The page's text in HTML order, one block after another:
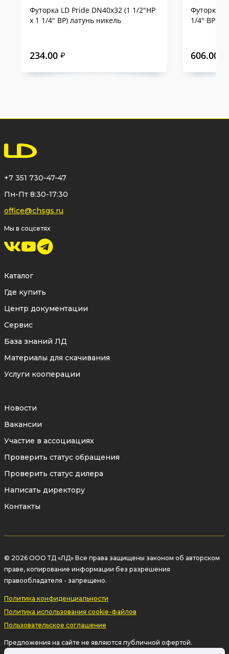
Футорка LD Pride DN40х32 (1 1/2"НР
х 1 1/4" ВР) латунь никель
234.00 ₽
Футорка
1/4" ВР)
606.00
+7 351 730-47-47
Пн-Пт 8:30-17:30
office@chsgs.ru
Мы в соцсетях
Каталог
Где купить
Центр документации
Сервис
База знаний ЛД
Материалы для скачивания
Услуги кооперации
Новости
Вакансии
Участие в ассоциациях
Проверить статус обращения
Проверить статус дилера
Написать директору
Контакты
© 2026 ООО ТД «ЛД» Все права защищены законом об авторском
праве, копирование информации без разрешения
правообладателя - запрещено.
Политика конфиденциальности
Политика использования cookie-файлов
Пользовательское соглашение
Предложения на сайте не являются публичной офертой.